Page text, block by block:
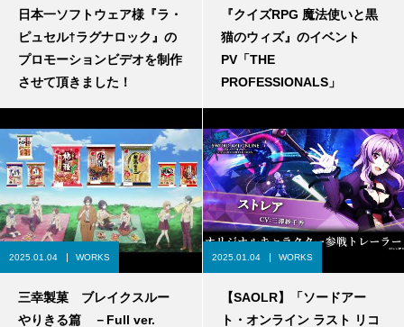
日本一ソフトウェア様『ラ・
ピュセル†ラグナロック』の
プロモーションビデオを制作
させて頂きました！
『クイズRPG 魔法使いと黒
猫のウィズ』のイベント
PV「THE
PROFESSIONALS」
2025.01.04 WORKS
三幸製菓 ブレイクスルー
やりきる篇 －Full ver.
2025.01.04 WORKS
【SAOLR】「ソードアー
ト・オンライン ラスト リコ